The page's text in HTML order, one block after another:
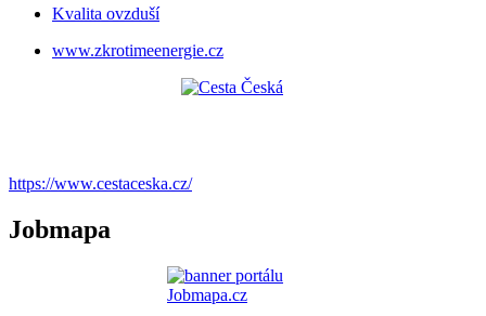
Kvalita ovzduší
www.zkrotimeenergie.cz
https://www.cestaceska.cz/
Jobmapa